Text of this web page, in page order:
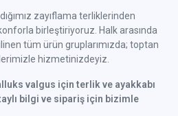
zayıflama terliklerinden
birleştiriyoruz. Halk arasında
tüm ürün gruplarımızda; toptan
hizmetinizdeyiz.
valgus için terlik ve ayakkabı
bilgi ve sipariş için bizimle